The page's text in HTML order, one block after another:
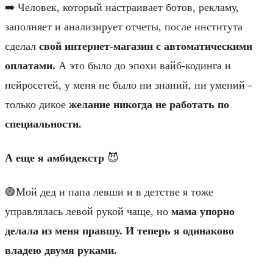
➡️ Человек, который настраивает ботов, рекламу,
заполняет и анализирует отчеты, после института
сделал свой интернет-магазин с автоматическими
оплатами. А это было до эпохи вайб-кодинга и
нейросетей, у меня не было ни знаний, ни умений -
только дикое желание никогда не работать по
специальности.
А еще я амбидекстр 😈
🟢Мой дед и папа левши и в детстве я тоже
управлялась левой рукой чаще, но мама упорно
делала из меня правшу. И теперь я одинаково
владею двумя руками.